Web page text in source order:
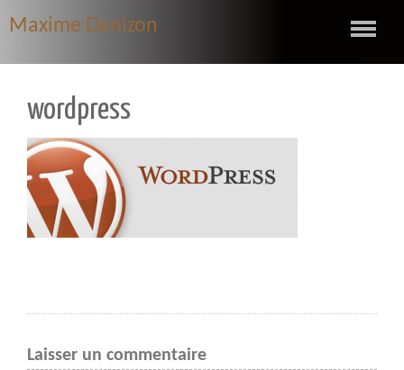
Maxime Denizon
wordpress
Laisser un commentaire